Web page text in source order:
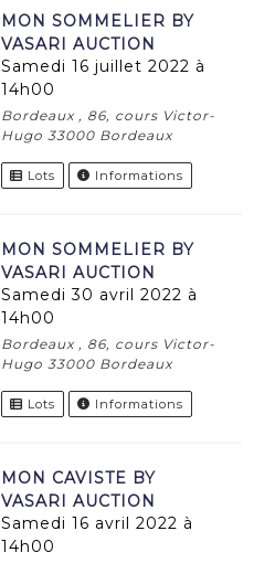
MON SOMMELIER BY
VASARI AUCTION
samedi 16 juillet 2022 à
14h00
Bordeaux , 86, cours Victor-
Hugo 33000 Bordeaux
Lots Informations
MON SOMMELIER BY
VASARI AUCTION
samedi 30 avril 2022 à
14h00
Bordeaux , 86, cours Victor-
Hugo 33000 Bordeaux
Lots Informations
MON CAVISTE BY
VASARI AUCTION
samedi 16 avril 2022 à
14h00